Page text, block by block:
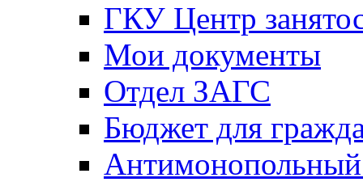
ГКУ Центр
Мои документы
Отдел ЗАГС
Бюджет для
Антимонопольный